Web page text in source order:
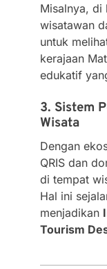
Misalnya, di
wisatawan
untuk
kerajaan
edukatif
3. Sistem
Wisata
Dengan
QRIS dan
di tempat
Hal ini
menjadikan
Tourism